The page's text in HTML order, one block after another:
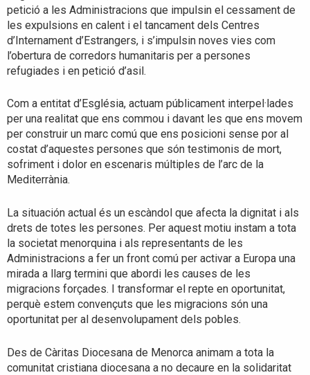
petició a les Administracions que impulsin el cessament de
les expulsions en calent i el tancament dels Centres
d’Internament d’Estrangers, i s’impulsin noves vies com
l’obertura de corredors humanitaris per a persones
refugiades i en petició d’asil.
Com a entitat d’Església, actuam públicament interpel·lades
per una realitat que ens commou i davant les que ens movem
per construir un marc comú que ens posicioni sense por al
costat d’aquestes persones que són testimonis de mort,
sofriment i dolor en escenaris múltiples de l’arc de la
Mediterrània.
La situación actual és un escàndol que afecta la dignitat i als
drets de totes les persones. Per aquest motiu instam a tota
la societat menorquina i als representants de les
Administracions a fer un front comú per activar a Europa una
mirada a llarg termini que abordi les causes de les
migracions forçades. I transformar el repte en oportunitat,
perquè estem convençuts que les migracions són una
oportunitat per al desenvolupament dels pobles.
Des de Càritas Diocesana de Menorca animam a tota la
comunitat cristiana diocesana a no decaure en la solidaritat